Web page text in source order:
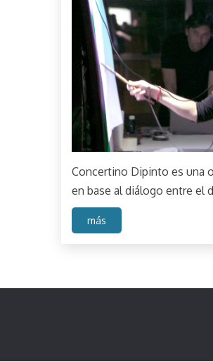
2024
Concertino Dipinto es una
en base al diálogo entre el
más